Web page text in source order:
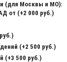
(для Москвы и МО):
от (+2 000 руб.)
(+2 500 руб.)
(+3 500 руб.)